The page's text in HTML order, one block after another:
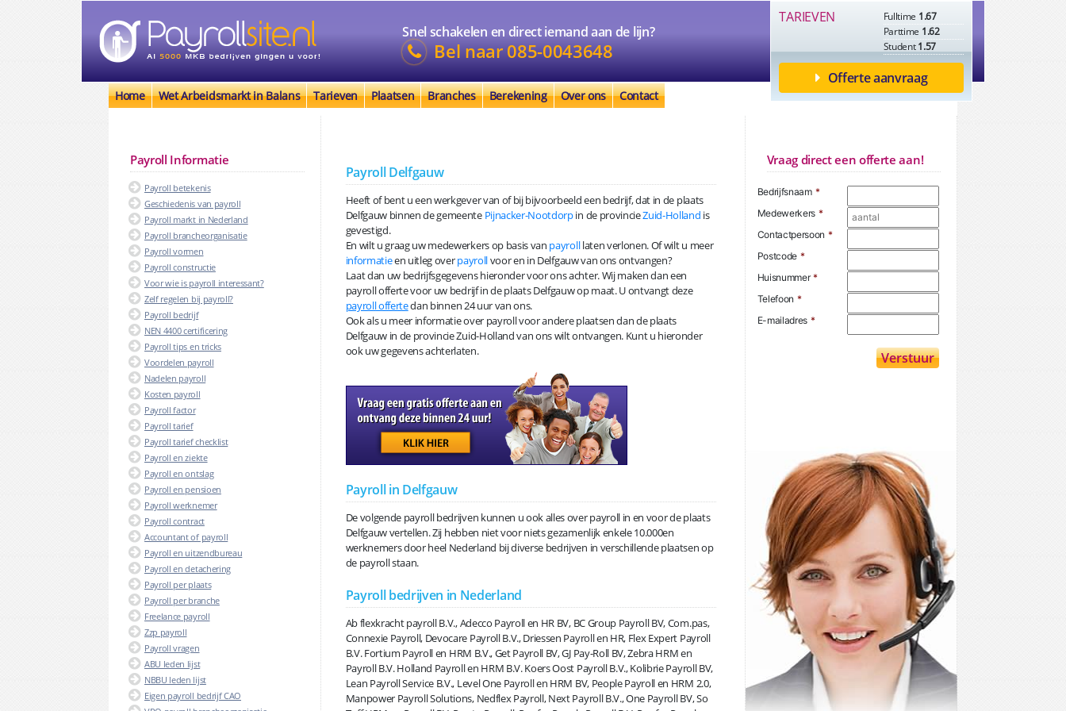
Snel schakelen en direct iemand aan de lijn?
Bel naar085-0043648
TARIEVEN Fulltime 1.67
Parttime 1.62
Student1.57
Offerte aanvraag
Home Wet Arbeidsmarkt in Balans Tarieven Plaatsen Branches Berekening Over ons Contact
Payroll Informatie
Payroll betekenis
Geschiedenis van payroll
Payroll markt in Nederland
Payroll brancheorganisatie
Payroll vormen
Payroll constructie
Voor wie is payroll interessant?
Zelf regelen bij payroll?
Payroll bedrijf
NEN 4400 certificering
Payroll tips en tricks
Voordelen payroll
Nadelen payroll
Kosten payroll
Payroll factor
Payroll tarief
Payroll tarief checklist
Payroll en ziekte
Payroll en ontslag
Payroll en pensioen
Payroll werknemer
Payroll contract
Accountant of payroll
Payroll en uitzendbureau
Payroll en detachering
Payroll per plaats
Payroll per branche
Freelance payroll
Zzp payroll
Payroll vragen
ABU leden lijst
NBBU leden lijst
Eigen payroll bedrijf CAO
Payroll Delfgauw
Heeft of bent u een werkgever van of bij bijvoorbeeld een bedrijf, dat in de plaats
Delfgauw binnen de gemeente Pijnacker-Nootdorpin de provincieZuid-Holland is
gevestigd.
En wilt u graag uw medewerkers op basis van payrolllaten verlonen. Of wilt u meer
informatieen uitleg overpayrollvoor en in Delfgauw van ons ontvangen?
Laat dan uw bedrijfsgegevens hieronder voor ons achter. Wij maken dan een
payroll offerte voor uw bedrijf in de plaats Delfgauw op maat. U ontvangt deze
payroll offertedan binnen 24 uur van ons.
Ook als u meer informatie over payroll voor andere plaatsen dan de plaats
Delfgauw in de provincie Zuid-Holland van ons wilt ontvangen. Kunt u hieronder
ook uw gegevens achterlaten.
Payroll in Delfgauw
De volgende payroll bedrijven kunnen u ook alles over payroll in en voor de plaats
Delfgauw vertellen. Zij hebben niet voor niets gezamenlijk enkele 10.000en
werknemers door heel Nederland bij diverse bedrijven in verschillende plaatsen op
de payroll staan.
Payroll bedrijven in Nederland
Ab flexkracht payroll B.V., Adecco Payroll en HR BV, BC Group Payroll BV, Com.pas,
Connexie Payroll, Devocare Payroll B.V., Driessen Payroll en HR, Flex Expert Payroll
B.V. Fortium Payroll en HRM B.V., Get Payroll BV, GJ Pay-Roll BV, Zebra HRM en
Payroll B.V. Holland Payroll en HRM B.V. Koers Oost Payroll B.V., Kolibrie Payroll BV,
Lean Payroll Service B.V., Level One Payroll en HRM BV, People Payroll en HRM 2.0,
Manpower Payroll Solutions, Nedflex Payroll, Next Payroll B.V., One Payroll BV, So
Vraag direct een offerte aan!
Bedrijfsnaam *
Medewerkers *
Contactpersoon *
Postcode *
Huisnummer *
Telefoon *
E-mailadres *